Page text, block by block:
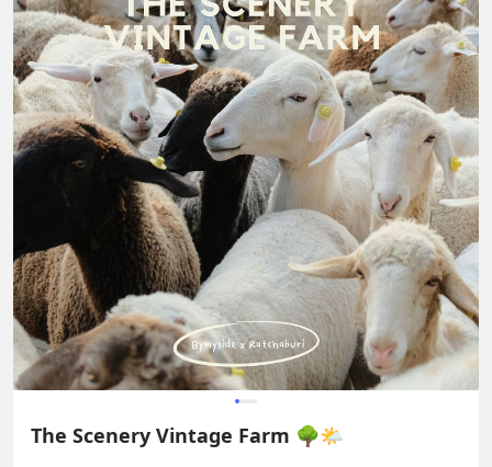
The Scenery Vintage Farm 🌳🌤️